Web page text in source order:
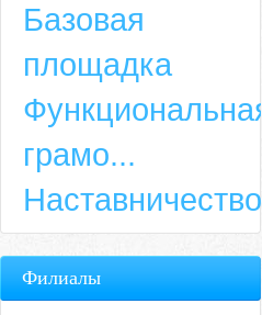
Базовая
площадка
Функциональная
грамо...
Наставничество
Филиалы